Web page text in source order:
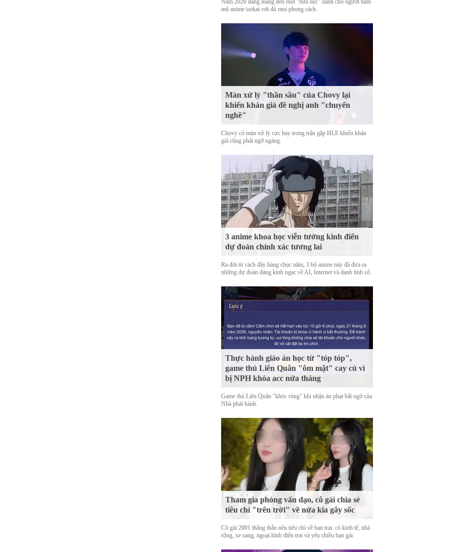
Năm 2026 đang mang đến một "bữa tiệc" dành cho người hâm
mộ anime isekai với đủ mọi phong cách.
Màn xử lý "thần sầu" của Chovy lại
khiến khán giả đề nghị anh "chuyển
nghề"
Chovy có màn xử lý cực hay trong trận gặp HLE khiến khán
giả cũng phải ngỡ ngàng.
3 anime khoa học viễn tưởng kinh điển
dự đoán chính xác tương lai
Ra đời từ cách đây hàng chục năm, 3 bộ anime này đã đưa ra
những dự đoán đáng kinh ngạc về AI, Internet và danh tính số.
Thực hành giáo án học từ "tóp tóp",
game thủ Liên Quân "ôm mặt" cay cú vì
bị NPH khóa acc nửa tháng
Game thủ Liên Quân "khóc ròng" khi nhận án phạt bất ngờ của
Nhà phát hành.
Tham gia phỏng vấn dạo, cô gái chia sẻ
tiêu chí "trên trời" về nửa kia gây sốc
Cô gái 2001 thẳng thắn nêu tiêu chí về bạn trai: có kinh tế, nhà
rộng, xe sang, ngoại hình điển trai và yêu chiều bạn gái.